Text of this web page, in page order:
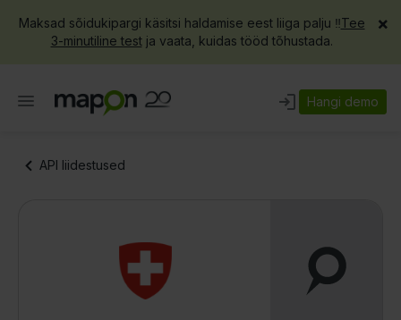
Maksad sõidukipargi käsitsi haldamise eest liiga palju ‼️Tee
3-minutiline testja vaata, kuidas tööd tõhustada.
×
Hangi demo
API liidestused